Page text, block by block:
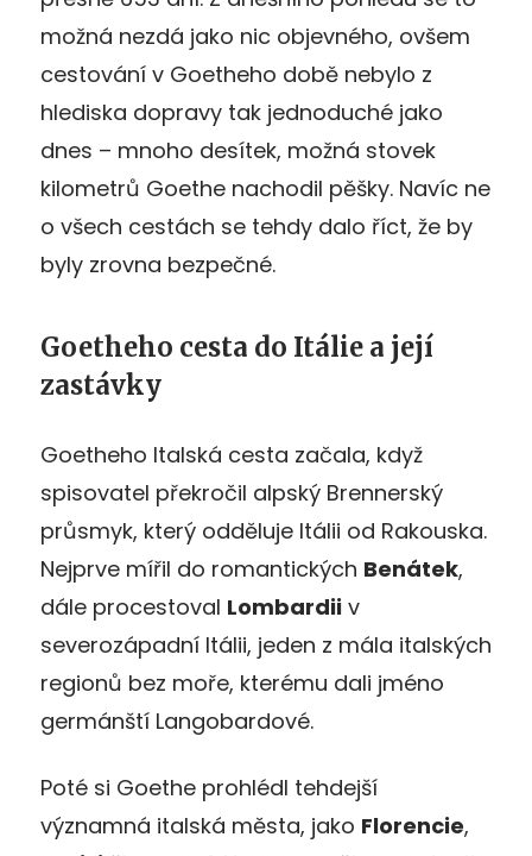
možná nezdá jako nic objevného, ovšem
cestování v Goetheho době nebylo z
hlediska dopravy tak jednoduché jako
dnes – mnoho desítek, možná stovek
kilometrů Goethe nachodil pěšky. Navíc ne
o všech cestách se tehdy dalo říct, že by
byly zrovna bezpečné.
Goetheho cesta do Itálie a její
zastávky
Goetheho Italská cesta začala, když
spisovatel překročil alpský Brennerský
průsmyk, který odděluje Itálii od Rakouska.
Nejprve mířil do romantických Benátek,
dále procestoval Lombardii v
severozápadní Itálii, jeden z mála italských
regionů bez moře, kterému dali jméno
germánští Langobardové.
Poté si Goethe prohlédl tehdejší
významná italská města, jako Florencie,